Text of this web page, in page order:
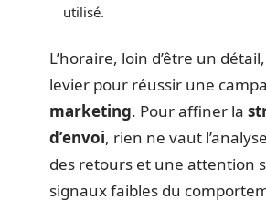
utilisé.
L’horaire, loin d’être un
levier pour réussir une
marketing. Pour affiner la
d’envoi, rien ne vaut
des retours et une attention
signaux faibles du